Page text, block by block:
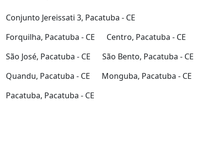
Conjunto Jereissati 3, Pacatuba - CE
Forquilha, Pacatuba - CE
Centro, Pacatuba - CE
São José, Pacatuba - CE
São Bento, Pacatuba - CE
Quandu, Pacatuba - CE
Monguba, Pacatuba - CE
Pacatuba, Pacatuba - CE